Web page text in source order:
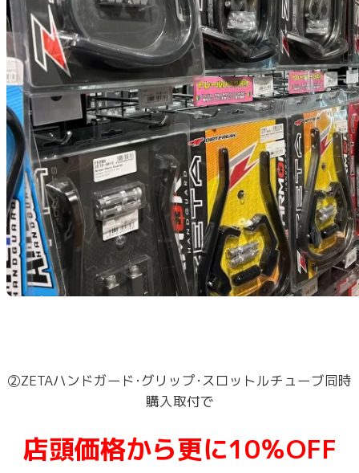
②ZETAハンドガード･グリップ･スロットルチューブ同時
購入取付で
店頭価格から更に10％OFF